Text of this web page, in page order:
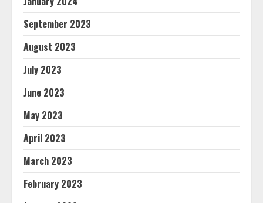
September 2023
August 2023
July 2023
June 2023
May 2023
April 2023
March 2023
February 2023